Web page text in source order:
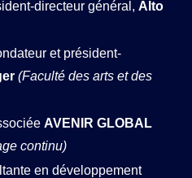
directeur général, Alto
et président-
(Faculté des arts et des
AVENIR GLOBAL
continu)
en développement